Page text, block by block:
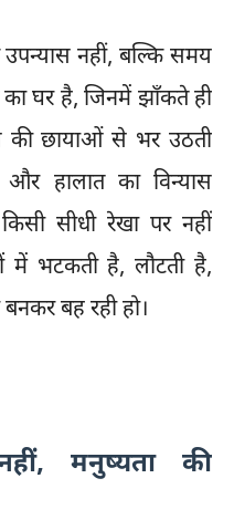
नहीं, बल्कि समय
घर है, जिनमें झाँकते ही
की छायाओं से भर उठती
हालात का विन्यास
सीधी रेखा पर नहीं
में भटकती है, लौटती है,
बह रही हो।
मनुष्यता की